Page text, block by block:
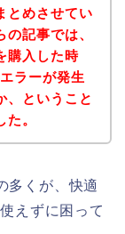
とめさせてい
記事では、
購入した時
ラーが発生
、ということ
。
多くが、快適
えずに困って